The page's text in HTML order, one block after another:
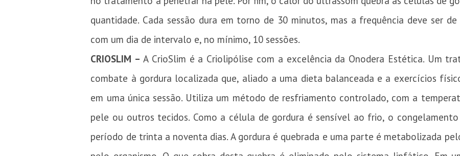
quantidade. Cada sessão dura em torno de 30 minutos, mas a frequência deve ser
com um dia de intervalo e, no mínimo, 10 sessões.
CRIOSLIM – A CrioSlim é a Criolipólise com a excelência da Onodera Estética. Um
combate à gordura localizada que, aliado a uma dieta balanceada e a exercícios
em uma única sessão. Utiliza um método de resfriamento controlado, com a
pele ou outros tecidos. Como a célula de gordura é sensível ao frio, o congelamento
período de trinta a noventa dias. A gordura é quebrada e uma parte é metabolizada